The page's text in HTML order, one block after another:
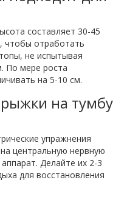
составляет 30-45
чтобы отработать
не испытывая
По мере роста
на 5-10 см.
на тумбу
упражнения
центральную нервную
Делайте их 2-3
для восстановления